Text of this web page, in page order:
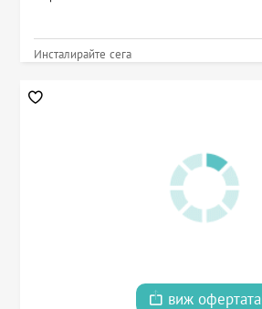
Инсталирайте сега
виж офертата